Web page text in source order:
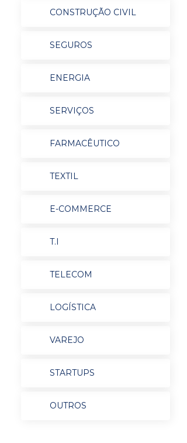
CONSTRUÇÃO CIVIL
SEGUROS
ENERGIA
SERVIÇOS
FARMACÊUTICO
TEXTIL
E-COMMERCE
T.I
TELECOM
LOGÍSTICA
VAREJO
STARTUPS
OUTROS